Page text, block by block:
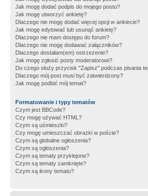
Jak mogę dodać podpis do mojego postu?
Jak mogę utworzyć ankietę?
Dlaczego nie mogę dodać więcej opcji w ankiecie?
Jak mogę edytować lub usunąć ankietę?
Dlaczego nie mam dostępu do forum?
Dlaczego nie mogę dodawać załączników?
Dlaczego dostałam(em) ostrzeżenie?
Jak mogę zgłosić posty moderatorowi?
Do czego służy przycisk "Zapisz" podczas pisania
Dlaczego mój post musi być zatwierdzony?
Jak mogę podbić mój temat?
Formatowanie i typy tematów
Czym jest BBCode?
Czy mogę używać HTML?
Czym są uśmieszki?
Czy mogę umieszczać obrazki w poście?
Czym są globalne ogłoszenia?
Czym są ogłoszenia?
Czym są tematy przyklejone?
Czym są tematy zamknięte?
Czym są ikony tematu?